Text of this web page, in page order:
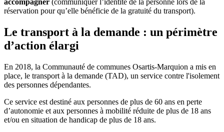
accompagner (communiquer l’identité de la personne lors de la
réservation pour qu’elle bénéficie de la gratuité du transport).
Le transport à la demande : un périmètre
d’action élargi
En 2018, la Communauté de communes Osartis-Marquion a mis en
place, le transport à la demande (TAD), un service contre l'isolement
des personnes dépendantes.
Ce service est destiné aux personnes de plus de 60 ans en perte
d’autonomie et aux personnes à mobilité réduite de plus de 18 ans
et/ou en situation de handicap de plus de 18 ans.